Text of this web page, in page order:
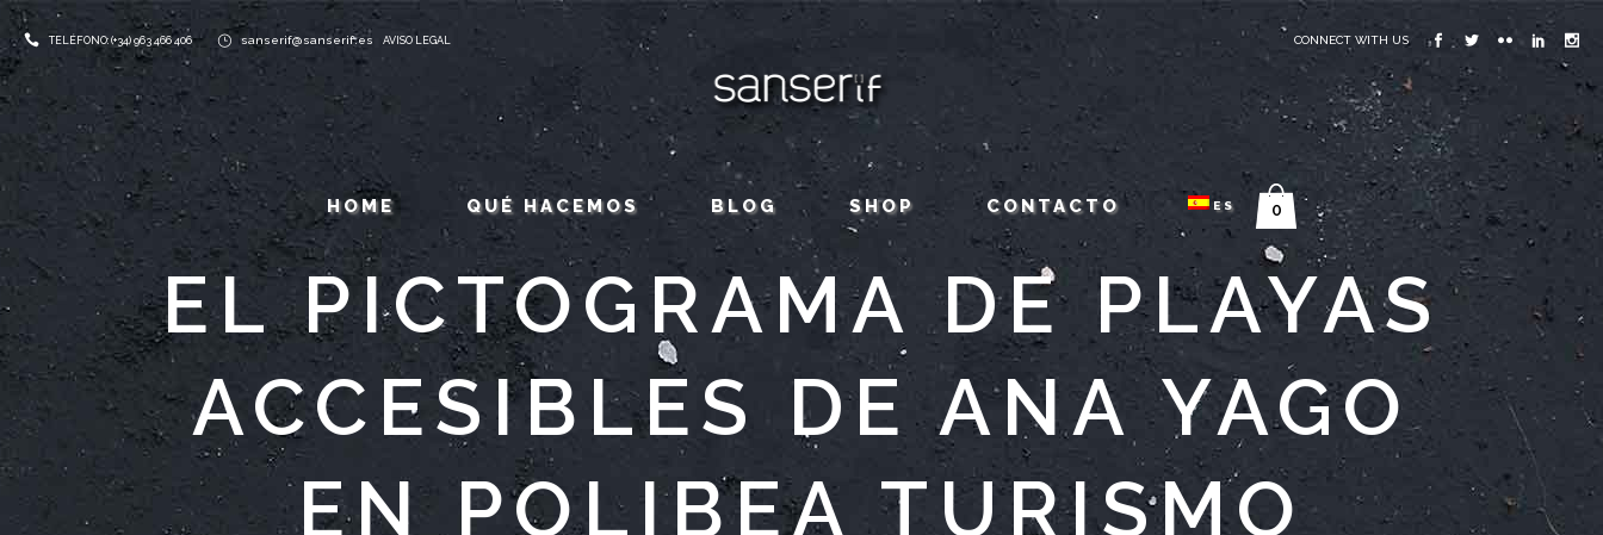
TELÉFONO: (+34) 963 466 406 sanserif@sanserif.es AVISO LEGAL CONNECT WITH US
HOME QUÉ HACEMOS BLOG SHOP CONTACTO ES 0
EL PICTOGRAMA DE PLAYAS
ACCESIBLES DE ANA YAGO
EN POLIBEA TURISMO